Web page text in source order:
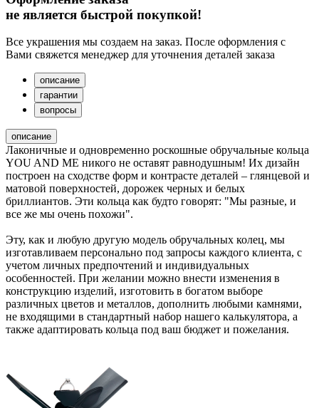
не является быстрой покупкой!
Все украшения мы создаем на заказ. После оформления с
Вами свяжется менеджер для уточнения деталей заказа
описание
гарантии
вопросы
описание
Лаконичные и одновременно роскошные обручальные кольца
YOU AND ME никого не оставят равнодушным! Их дизайн
построен на сходстве форм и контрасте деталей – глянцевой и
матовой поверхностей, дорожек черных и белых
бриллиантов. Эти кольца как будто говорят: "Мы разные, и
все же мы очень похожи".
Эту, как и любую другую модель обручальных колец, мы
изготавливаем персонально под запросы каждого клиента, с
учетом личных предпочтений и индивидуальных
особенностей. При желании можно внести изменения в
конструкцию изделий, изготовить в богатом выборе
различных цветов и металлов, дополнить любыми камнями,
не входящими в стандартный набор нашего калькулятора, а
также адаптировать кольца под ваш бюджет и пожелания.